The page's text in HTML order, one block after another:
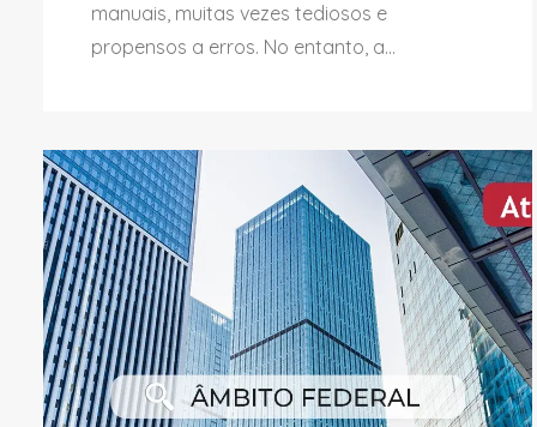
manuais, muitas vezes tediosos e
propensos a erros. No entanto, a...